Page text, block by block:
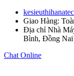
Giao Hàng:
Địa chỉ Nhà
Bình, Đồng Nai
Chat Online